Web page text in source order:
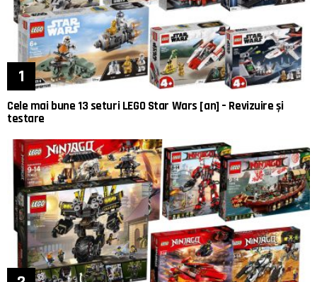
Cele mai bune 13 seturi LEGO Star Wars [an] – Revizuire și
testare